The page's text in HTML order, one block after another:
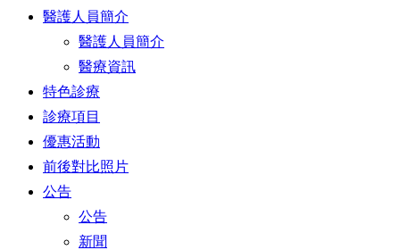
醫護人員簡介
醫護人員簡介
醫療資訊
特色診療
診療項目
優惠活動
前後對比照片
公告
公告
新聞